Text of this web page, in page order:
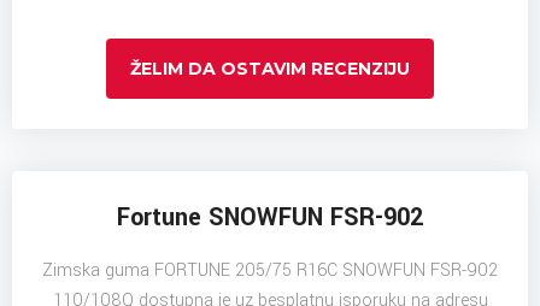
ŽELIM DA OSTAVIM RECENZIJU
Fortune SNOWFUN FSR-902
Zimska guma FORTUNE 205/75 R16C SNOWFUN FSR-902
110/108Q dostupna je uz besplatnu isporuku na adresu